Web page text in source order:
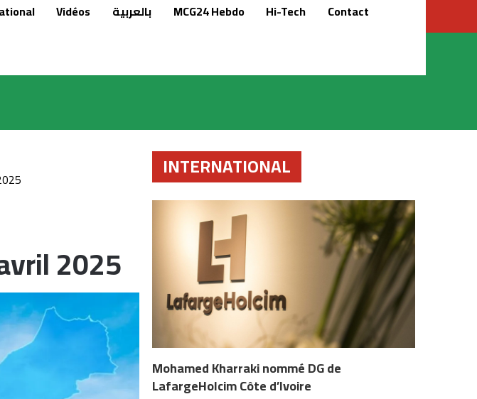
Vidéos بالعربية MCG24 Hebdo Hi-Tech
Contact
2025
INTERNATIONAL
Mohamed Kharraki nommé DG de
LafargeHolcim Côte d’Ivoire